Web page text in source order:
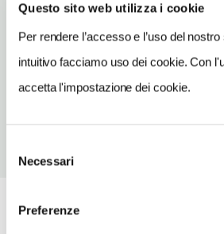
Questo sito web utilizza i cookie
Per rendere l’accesso e l’uso del
intuitivo facciamo uso dei cookie. Con
accetta l'impostazione dei cookie.
delNecessari
Preferenze
NUMERO CAMERE
75
METRO
Alameda (Verde, Vermelha)